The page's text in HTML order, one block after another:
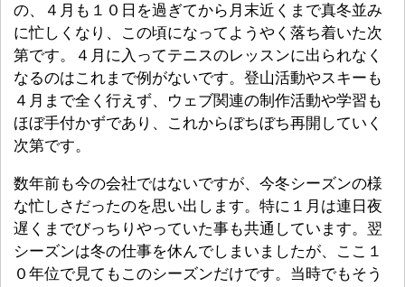
の、４月も１０日を過ぎてから月末近くまで真冬並み
に忙しくなり、この頃になってようやく落ち着いた次
第です。４月に入ってテニスのレッスンに出られなく
なるのはこれまで例がないです。登山活動やスキーも
４月まで全く行えず、ウェブ関連の制作活動や学習も
ほぼ手付かずであり、これからぼちぼち再開していく
次第です。
数年前も今の会社ではないですが、今冬シーズンの様
な忙しさだったのを思い出します。特に１月は連日夜
遅くまでびっちりやっていた事も共通しています。翌
シーズンは冬の仕事を休んでしまいましたが、ここ１
０年位で見てもこのシーズンだけです。当時でもそう